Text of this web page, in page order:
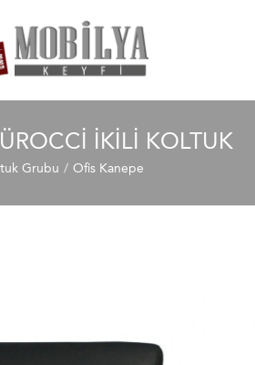
İKILI KOLTUK
Grubu Ofis Kanepe